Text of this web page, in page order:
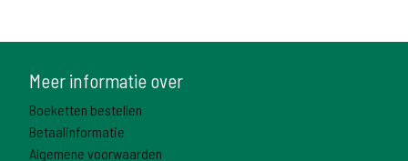
Meer informatie over
Boeketten bestellen
Betaalinformatie
Algemene voorwaarden